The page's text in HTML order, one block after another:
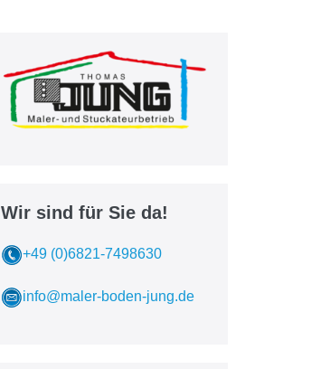
Wir sind für Sie da!
+49 (0)6821-7498630
info@maler-boden-jung.de